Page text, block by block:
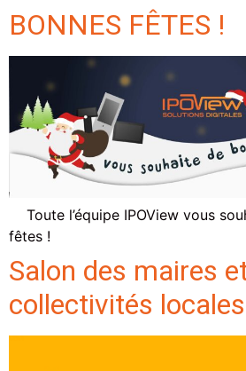
BONNES FÊTES !
Toute l’équipe IPOView vous
fêtes !
Salon des maires
collectivités locales